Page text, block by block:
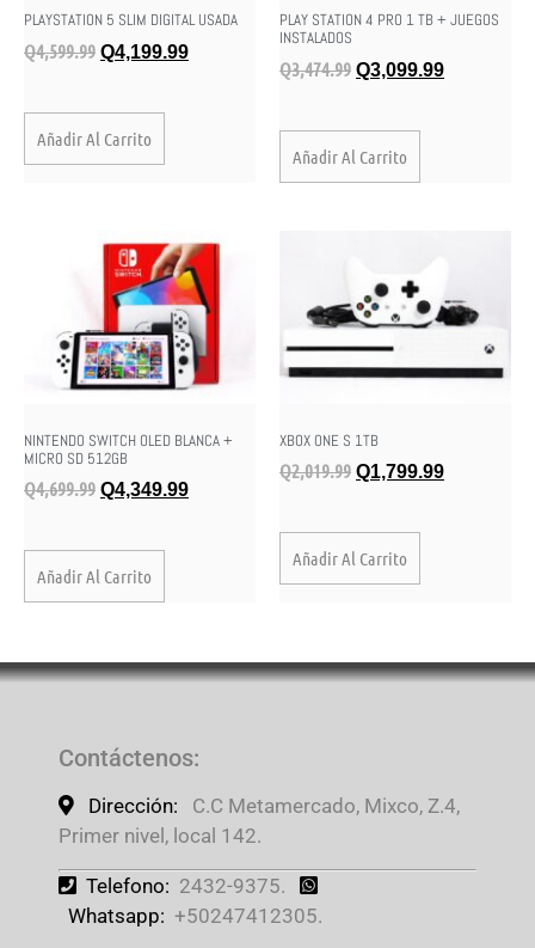
PLAYSTATION 5 SLIM DIGITAL USADA
Q4,599.99 Q4,199.99
Añadir Al Carrito
PLAY STATION 4 PRO 1 TB + JUEGOS
INSTALADOS
Q3,474.99 Q3,099.99
Añadir Al Carrito
NINTENDO SWITCH OLED BLANCA +
MICRO SD 512GB
Q4,699.99 Q4,349.99
Añadir Al Carrito
XBOX ONE S 1TB
Q2,019.99 Q1,799.99
Añadir Al Carrito
Contáctenos:
Dirección:
C.C Metamercado, Mixco, Z.4,
Primer nivel, local 142.
Telefono: 2432-9375.
Whatsapp: +50247412305.